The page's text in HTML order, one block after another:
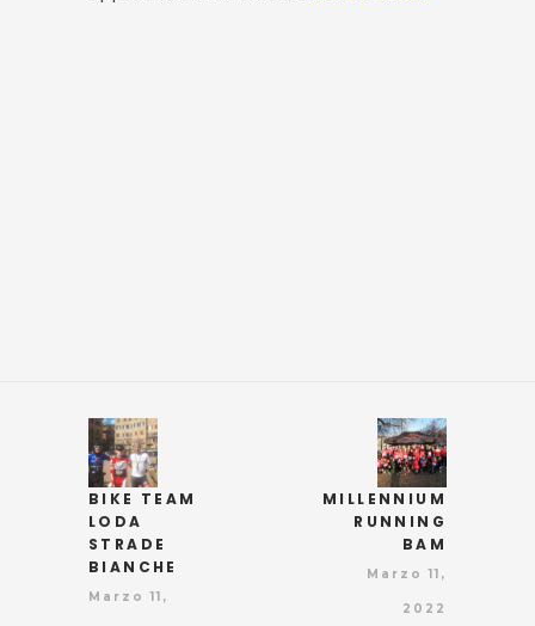
BIKE TEAM
LODA
STRADE
BIANCHE
Marzo 11,
MILLENNIUM
RUNNING
BAM
Marzo 11,
2022